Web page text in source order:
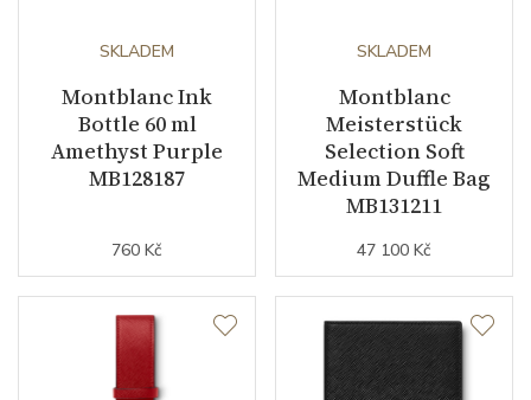
SKLADEM
Montblanc Ink
Bottle 60 ml
Amethyst Purple
MB128187
760 Kč
SKLADEM
Montblanc
Meisterstück
Selection Soft
Medium Duffle Bag
MB131211
47 100 Kč